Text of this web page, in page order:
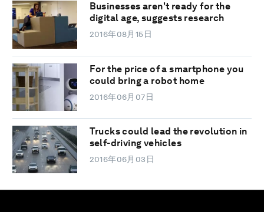
Businesses aren't ready for the
digital age, suggests research
2016年08月15日
For the price of a smartphone you
could bring a robot home
2016年06月07日
Trucks could lead the revolution in
self-driving vehicles
2016年06月03日